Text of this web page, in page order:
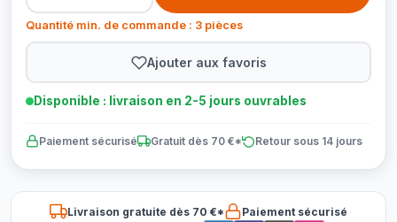
Quantité min. de commande : 3 pièces
Ajouter aux favoris
Disponible : livraison en 2-5 jours ouvrables
Paiement sécurisé Gratuit dès 70 €* Retour sous 14 jours
Livraison gratuite dès 70 €*
Paiement sécurisé